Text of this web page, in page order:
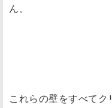
ん。
これらの壁をすべて